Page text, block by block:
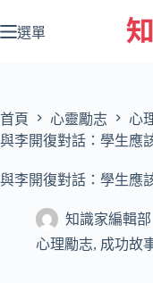
至
容
選單
首頁 心靈勵志
心
與李開復對話：學生應
與李開復對話：學生應
知識家編輯部
心理勵志, 成功故